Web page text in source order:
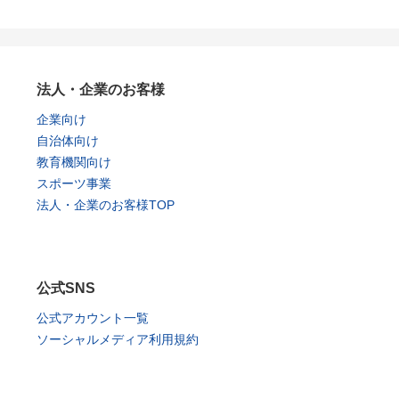
法人・企業のお客様
企業向け
自治体向け
教育機関向け
スポーツ事業
法人・企業のお客様TOP
公式SNS
公式アカウント一覧
ソーシャルメディア利用規約